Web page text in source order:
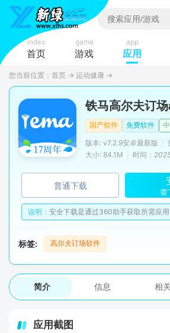
index
首页
game
游戏
app
应用
您当前位置： 首页 → 运动健康 →
国产软件 免费软件
版本: v7.2.9安卓最新版
大小: 84.1M
时间：
普通下载
需
说明： 安全下载是通过360助手获取所需应用
标签: 高尔夫订场软件
简介 信息 相关
应用截图